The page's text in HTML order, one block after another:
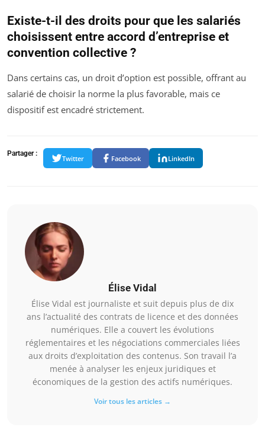
Existe-t-il des droits pour que les salariés
choisissent entre accord d’entreprise et
convention collective ?
Dans certains cas, un droit d’option est possible, offrant au
salarié de choisir la norme la plus favorable, mais ce
dispositif est encadré strictement.
Partager :
Twitter Facebook LinkedIn
Élise Vidal
Élise Vidal est journaliste et suit depuis plus de dix
ans l’actualité des contrats de licence et des données
numériques. Elle a couvert les évolutions
réglementaires et les négociations commerciales liées
aux droits d’exploitation des contenus. Son travail l’a
menée à analyser les enjeux juridiques et
économiques de la gestion des actifs numériques.
Voir tous les articles →